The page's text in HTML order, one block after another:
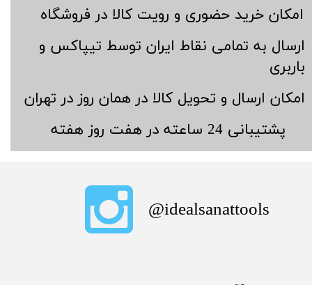
​امکان خرید حضوری و رویت کالا در فروشگاه
​ارسال به تمامی نقاط ایران توسط تیپاکس و
باربری
​امکان ارسال و تحویل کالا در همان روز در تهران
​پشتیبانی 24 ساعته در هفت روز هفته
​idealsanattools@